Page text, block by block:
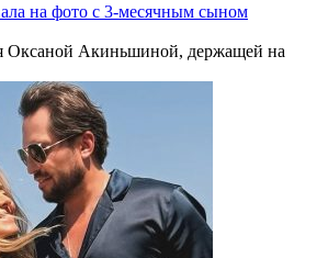
на фото с 3-месячным сыном
Оксаной Акиньшиной, держащей на